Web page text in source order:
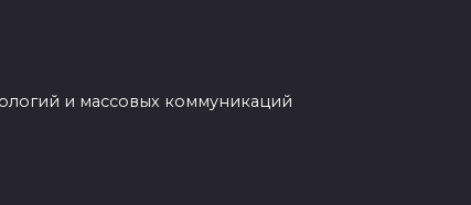
и массовых коммуникаций